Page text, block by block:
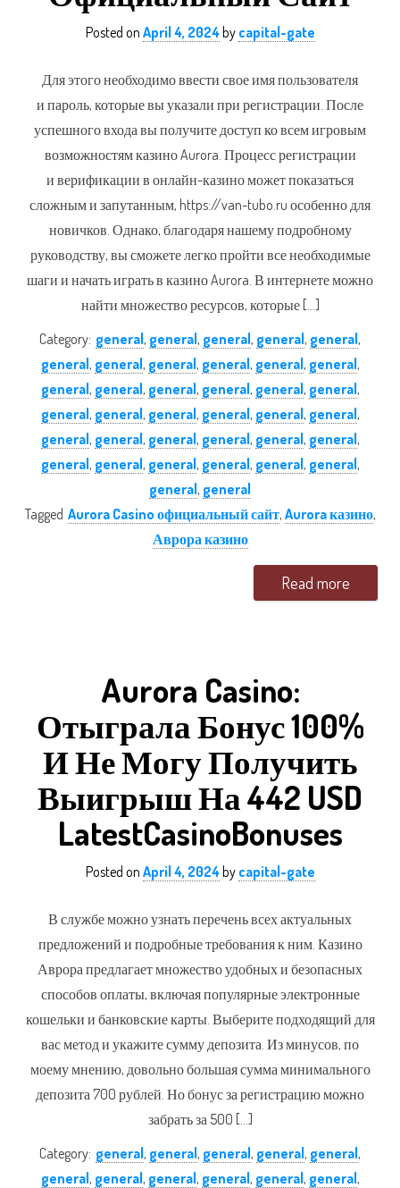
Posted on April 4, 2024by capital-gate
Для этого необходимо ввести свое имя пользователя
и пароль, которые вы указали при регистрации. После
успешного входа вы получите доступ ко всем игровым
возможностям казино Aurora. Процесс регистрации
и верификации в онлайн-казино может показаться
сложным и запутанным, https://van-tubo.ru особенно для
новичков. Однако, благодаря нашему подробному
руководству, вы сможете легко пройти все необходимые
шаги и начать играть в казино Aurora. В интернете можно
найти множество ресурсов, которые […]
Category: general, general, general, general, general,
general, general, general, general, general, general,
general, general, general, general, general, general,
general, general, general, general, general, general,
general, general, general, general, general, general,
general, general, general, general, general, general,
general, general
Tagged Aurora Casino официальный сайт, Aurora казино,
Аврора казино
Read more
Aurora Casino:
Отыграла Бонус 100%
И Не Могу Получить
Выигрыш На 442 USD
LatestCasinoBonuses
Posted on April 4, 2024by capital-gate
В службе можно узнать перечень всех актуальных
предложений и подробные требования к ним. Казино
Аврора предлагает множество удобных и безопасных
способов оплаты, включая популярные электронные
кошельки и банковские карты. Выберите подходящий для
вас метод и укажите сумму депозита. Из минусов, по
моему мнению, довольно большая сумма минимального
депозита 700 рублей. Но бонус за регистрацию можно
забрать за 500 […]
Category: general, general, general, general, general,
general, general, general, general, general, general,